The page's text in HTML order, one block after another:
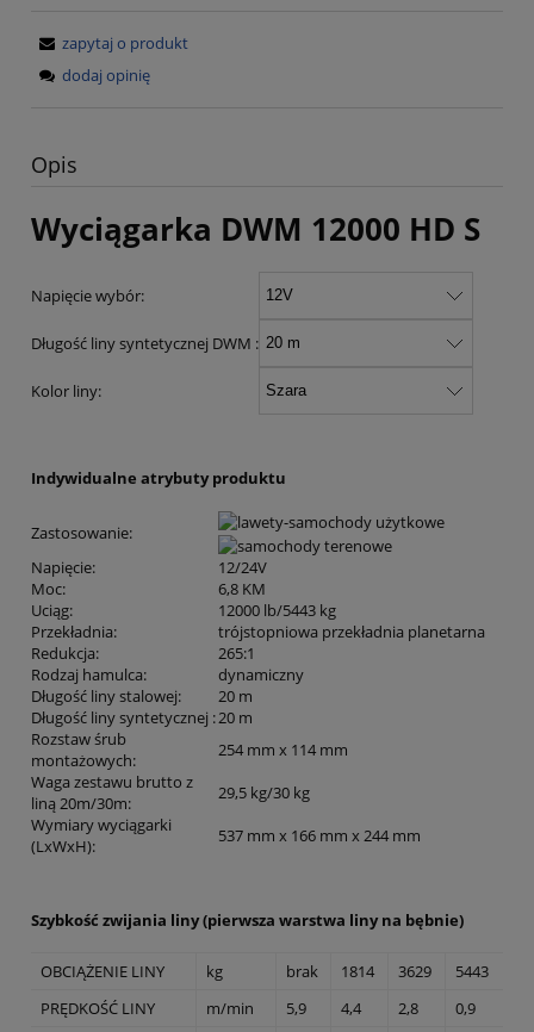
zapytaj o produkt
dodaj opinię
Opis
Wyciągarka DWM 12000 HD S
Napięcie wybór:
Długość liny syntetycznej DWM :
Kolor liny:
Indywidualne atrybuty produktu
Zastosowanie:
Napięcie:
12/24V
Moc:
6,8 KM
Uciąg:
12000 lb/5443 kg
Przekładnia:
trójstopniowa przekładnia planetarna
Redukcja:
265:1
Rodzaj hamulca:
dynamiczny
Długość liny stalowej:
20 m
Długość liny syntetycznej :20 m
Rozstaw śrub
montażowych:
254 mm x 114 mm
Waga zestawu brutto z
liną 20m/30m:
29,5 kg/30 kg
Wymiary wyciągarki
(LxWxH): 537 mm x 166 mm x 244 mm
Szybkość zwijania liny (pierwsza warstwa liny na bębnie)
OBCIĄŻENIE LINY kg brak 1814 3629
5443
PRĘDKOŚĆ LINY
m/min 5,9 4,4 2,8
0,9